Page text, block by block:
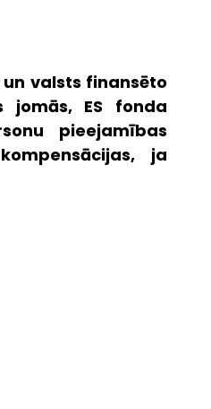
valsts finansēto
jomās, ES fonda
pieejamības
ja